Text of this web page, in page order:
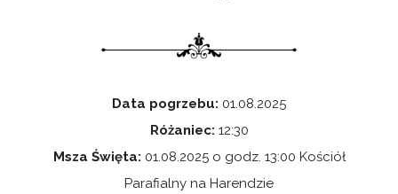
Data pogrzebu: 01.08.2025
Różaniec: 12:30
Msza Święta: 01.08.2025 o godz. 13:00 Kościół
Parafialny na Harendzie